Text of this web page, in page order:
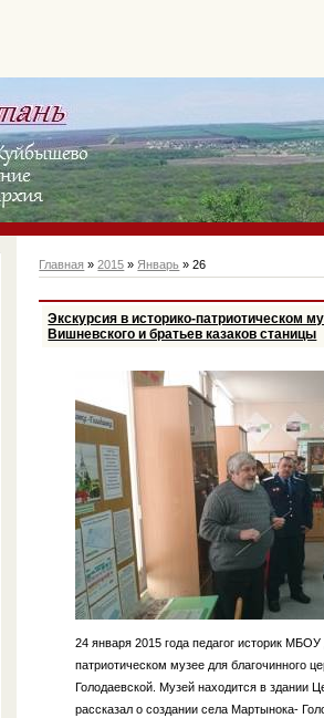
Главная »2015 » Январь » 26
Экскурсия в историко-патриотическом
Вишневского и братьев казаков станицы
24 января 2015 года педагог историк
патриотическом музее для благочинного
Голодаевской. Музей находится в здании
рассказал о создании села Мартынока-